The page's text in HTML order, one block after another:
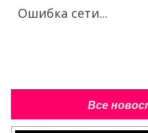
Ошибка сети...
Все